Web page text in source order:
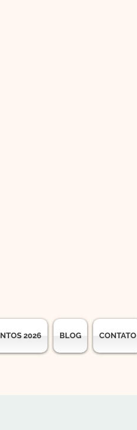
2026 BLOG CONTATO